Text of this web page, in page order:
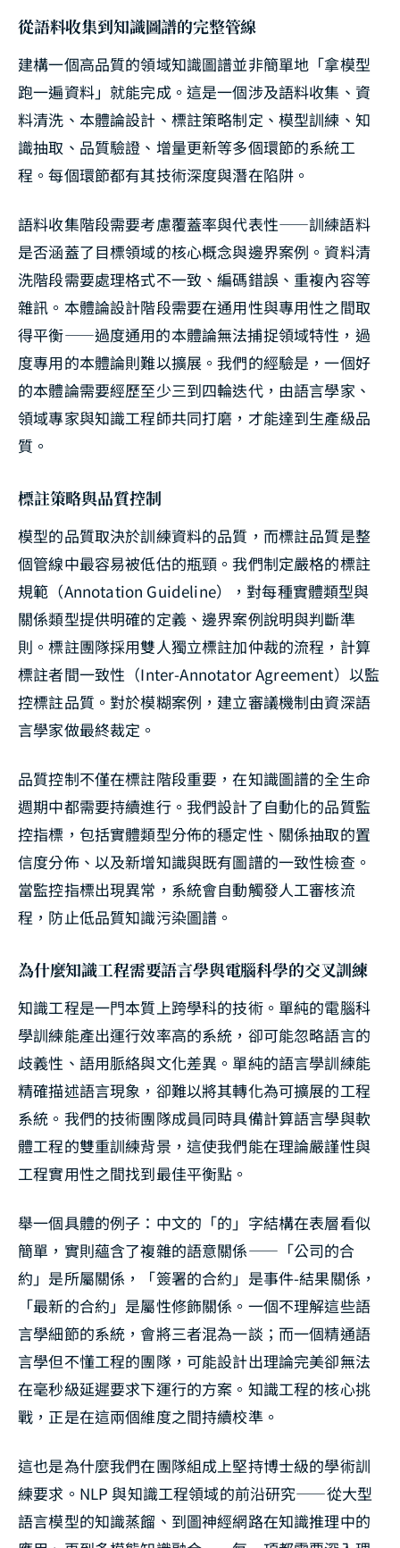
從語料收集到知識圖譜的完整管線
建構一個高品質的領域知識圖譜並非簡單地「拿模型
跑一遍資料」就能完成。這是一個涉及語料收集、資
料清洗、本體論設計、標註策略制定、模型訓練、知
識抽取、品質驗證、增量更新等多個環節的系統工
程。每個環節都有其技術深度與潛在陷阱。
語料收集階段需要考慮覆蓋率與代表性——訓練語料
是否涵蓋了目標領域的核心概念與邊界案例。資料清
洗階段需要處理格式不一致、編碼錯誤、重複內容等
雜訊。本體論設計階段需要在通用性與專用性之間取
得平衡——過度通用的本體論無法捕捉領域特性，過
度專用的本體論則難以擴展。我們的經驗是，一個好
的本體論需要經歷至少三到四輪迭代，由語言學家、
領域專家與知識工程師共同打磨，才能達到生產級品
質。
標註策略與品質控制
模型的品質取決於訓練資料的品質，而標註品質是整
個管線中最容易被低估的瓶頸。我們制定嚴格的標註
規範（Annotation Guideline），對每種實體類型與
關係類型提供明確的定義、邊界案例說明與判斷準
則。標註團隊採用雙人獨立標註加仲裁的流程，計算
標註者間一致性（Inter-Annotator Agreement）以監
控標註品質。對於模糊案例，建立審議機制由資深語
言學家做最終裁定。
品質控制不僅在標註階段重要，在知識圖譜的全生命
週期中都需要持續進行。我們設計了自動化的品質監
控指標，包括實體類型分佈的穩定性、關係抽取的置
信度分佈、以及新增知識與既有圖譜的一致性檢查。
當監控指標出現異常，系統會自動觸發人工審核流
程，防止低品質知識污染圖譜。
為什麼知識工程需要語言學與電腦科學的交叉訓練
知識工程是一門本質上跨學科的技術。單純的電腦科
學訓練能產出運行效率高的系統，卻可能忽略語言的
歧義性、語用脈絡與文化差異。單純的語言學訓練能
精確描述語言現象，卻難以將其轉化為可擴展的工程
系統。我們的技術團隊成員同時具備計算語言學與軟
體工程的雙重訓練背景，這使我們能在理論嚴謹性與
工程實用性之間找到最佳平衡點。
舉一個具體的例子：中文的「的」字結構在表層看似
簡單，實則蘊含了複雜的語意關係——「公司的合
約」是所屬關係，「簽署的合約」是事件-結果關係，
「最新的合約」是屬性修飾關係。一個不理解這些語
言學細節的系統，會將三者混為一談；而一個精通語
言學但不懂工程的團隊，可能設計出理論完美卻無法
在毫秒級延遲要求下運行的方案。知識工程的核心挑
戰，正是在這兩個維度之間持續校準。
這也是為什麼我們在團隊組成上堅持博士級的學術訓
練要求。NLP 與知識工程領域的前沿研究——從大型
語言模型的知識蒸餾、到圖神經網路在知識推理中的